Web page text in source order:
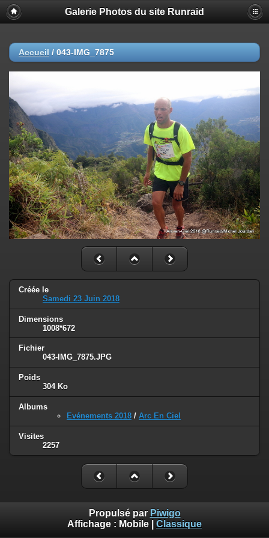
Galerie Photos du site Runraid
Accueil / 043-IMG_7875
Créée le
Samedi 23 Juin 2018
Dimensions
1008*672
Fichier
043-IMG_7875.JPG
Poids
304 Ko
Albums
Evénements 2018 / Arc En Ciel
Visites
2257
Propulsé par Piwigo
Affichage : Mobile Classique